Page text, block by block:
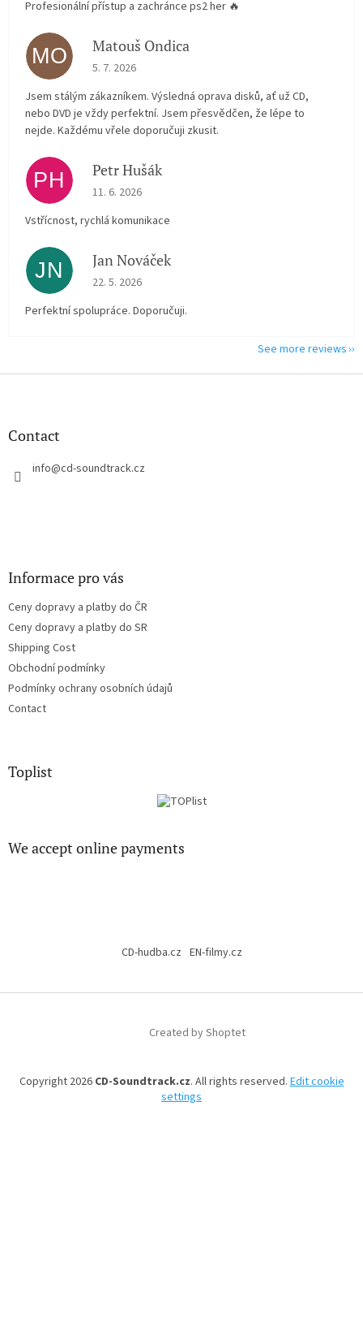
Profesionální přístup a zachránce ps2 her 🔥
MO Matouš Ondica
The store rating is 5 out of 5 stars.
5. 7. 2026
Jsem stálým zákazníkem. Výsledná oprava disků, ať už CD,
nebo DVD je vždy perfektní. Jsem přesvědčen, že lépe to
nejde. Každému vřele doporučuji zkusit.
PH Petr Hušák
The store rating is 5 out of 5 stars.
11. 6. 2026
Vstřícnost, rychlá komunikace
JN Jan Nováček
The store rating is 5 out of 5 stars.
22. 5. 2026
Perfektní spolupráce. Doporučuji.
See more reviews
F
Contact
info@cd-soundtrack.cz
Informace pro vás
Ceny dopravy a platby do ČR
Ceny dopravy a platby do SR
Shipping Cost
Obchodní podmínky
Podmínky ochrany osobních údajů
Contact
Toplist
We accept online payments
CD-hudba.cz EN-filmy.cz
Created by Shoptet
Copyright 2026 CD-Soundtrack.cz. All rights reserved.Edit cookie
settings